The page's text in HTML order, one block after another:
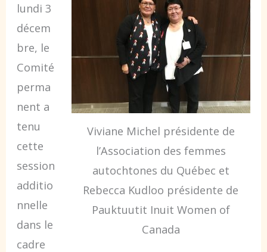
Viviane Michel présidente de
l’Association des femmes
autochtones du Québec et
Rebecca Kudloo présidente de
Pauktuutit Inuit Women of
Canada
lundi 3
décem
bre, le
Comité
perma
nent a
tenu
cette
session
additio
nnelle
dans le
cadre